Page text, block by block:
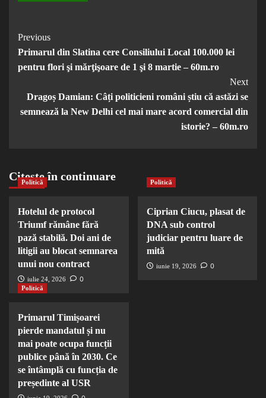
Post
Navigation
Previous
Primarul din Slatina cere Consiliului Local 100.000 lei
pentru flori şi mărţişoare de 1 şi 8 martie – 60m.ro
Next
Dragoș Damian: Câți politicieni români știu că astăzi se
semnează la New Delhi cel mai mare acord comercial din
istorie? – 60m.ro
Citește în continuare
Politică
Hotelul de protocol
Triumf rămâne fără
pază stabilă. Doi ani de
litigii au blocat semnarea
unui nou contract
iulie 24, 2026 0
Politică
Ciprian Ciucu, plasat de
DNA sub control
judiciar pentru luare de
mită
iunie 19, 2026 0
Politică
Primarul Timișoarei
pierde mandatul și nu
mai poate ocupa funcții
publice până în 2030. Ce
se întâmplă cu funcția de
președinte al USR